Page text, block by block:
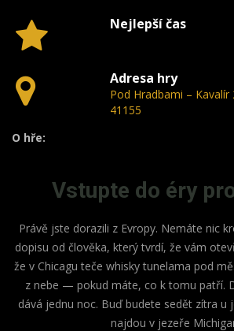
Nejlepší čas
Adresa hry
Pod Hradbami – Kavalír
41155
O hře:
Vstupte do éry
Právě jste dorazili z Evropy. Nemáte nic
dopisu od člověka, který tvrdí, že vám
že v Chicagu teče whisky tunelama pod
z nebe — pokud máte, co k tomu patří.
dává jednu noc. Buď budete sedět zítra u
najdou v jezeře